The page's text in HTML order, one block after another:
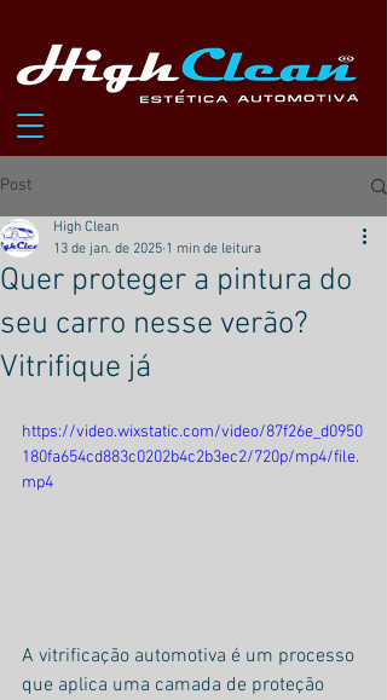
Post
Quer proteger a pintura do
seu carro nesse verão?
Vitrifique já
High Clean
13 de jan. de 2025 1 min de leitura
https://video.wixstatic.com/video/87f26e_d0950
180fa654cd883c0202b4c2b3ec2/720p/mp4/file.
mp4
A vitrificação automotiva é um processo
que aplica uma camada de proteção